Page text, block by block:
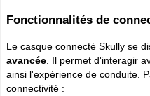
Fonctionnalités de
Le casque connecté Skully se
avancée . Il permet d'interagir
ainsi l'expérience de conduite.
connectivité :